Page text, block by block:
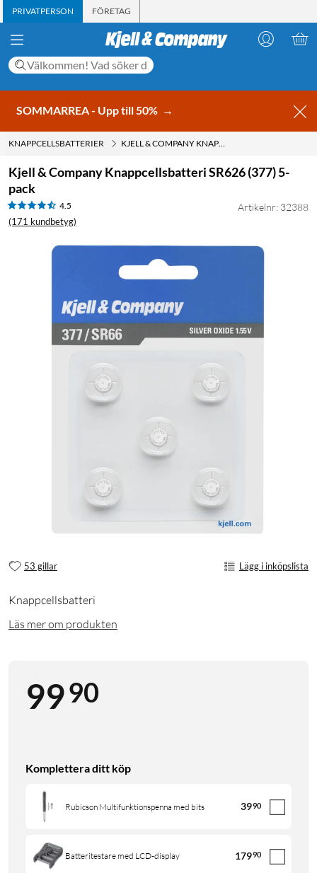
PRIVATPERSON FÖRETAG
SOMMARREA - Upp till 50% →
KNAPPCELLSBATTERIER KJELL & COMPANY KNAPPCELLSBATTERI SR626 (377) 5-PACK
Kjell & Company Knappcellsbatteri SR626 (377) 5-
pack
4.5
(171 kundbetyg)
Artikelnr: 32388
53 gillar Lägg i inköpslista
Knappcellsbatteri
Läs mer om produkten
9990
Komplettera ditt köp
Rubicson Multifunktionspenna med bits 3990
Batteritestare med LCD-display 17990